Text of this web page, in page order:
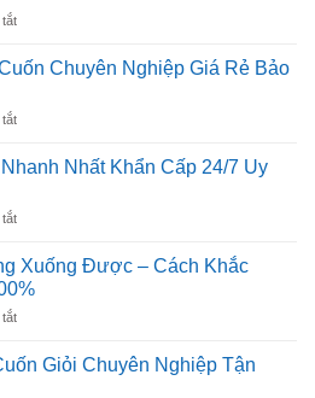
Cửa
Giá
Tín
Vụ
tắtở
Cuốn
Dừng
Gặp
Nguyên
Sửa
Chuyên Nghiệp Giá Rẻ Bảo
tắtở
Trục
Chuyên
Giá
Rẻ
Hành
Hạn
Nhất Khẩn Cấp 24/7 Uy
tắtở
Cửa
Cuốn
Nhanh
Nhất
Cấp
Xuống Được – Cách Khắc
tắtở
CuốnGiỏi Chuyên Nghiệp Tận